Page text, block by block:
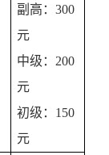
副高：300
元
中级： 200
元
初级： 150
元